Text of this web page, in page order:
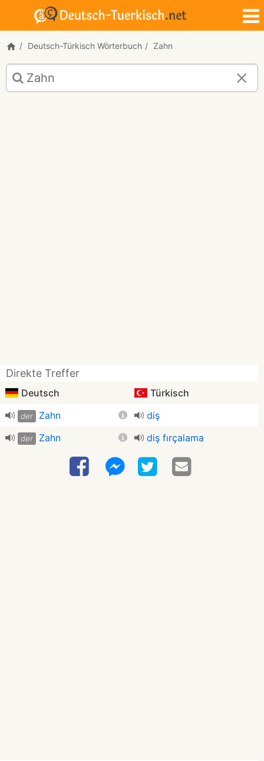
Deutsch-Türkisch Wörterbuch Zahn
Deutsch-
Türkisch
Übersetzung
Direkte Treffer
Deutsch Türkisch
der Zahn diş
der Zahn diş fırçalama